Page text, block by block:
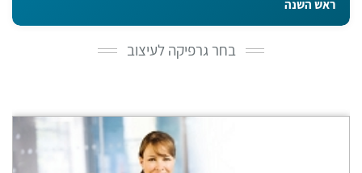
ראש השנה
בחר גרפיקה לעיצוב